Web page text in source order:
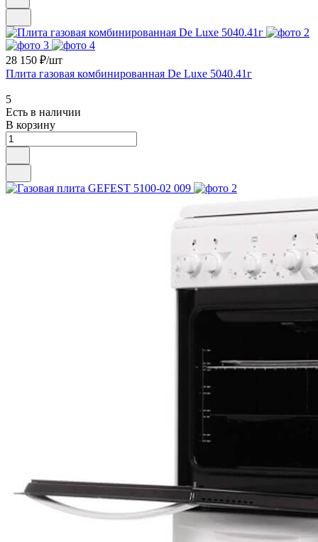
28 150 ₽/шт
Плита газовая комбинированная De Luxe 5040.41г
5
Есть в наличии
В корзину